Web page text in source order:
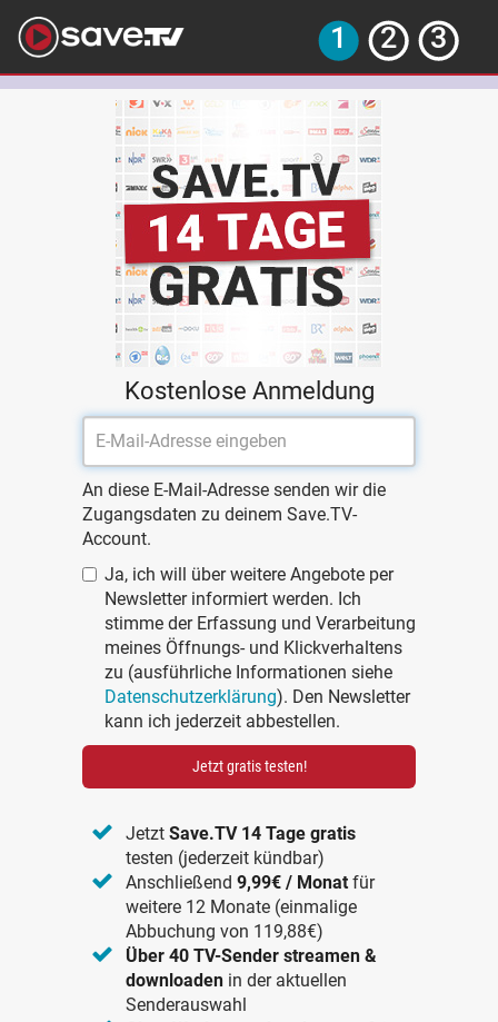
Kostenlose Anmeldung
An diese E-Mail-Adresse senden wir die
Zugangsdaten zu deinem Save.TV-
Account.
Ja, ich will über weitere Angebote per
Newsletter informiert werden. Ich
stimme der Erfassung und Verarbeitung
meines Öffnungs- und Klickverhaltens
zu (ausführliche Informationen siehe
Datenschutzerklärung). Den Newsletter
kann ich jederzeit abbestellen.
Jetzt gratis testen!
JetztSave.TV 14 Tage gratis
testen (jederzeit kündbar)
Anschließend9,99€ / Monat für
weitere 12 Monate (einmalige
Abbuchung von 119,88€)
Über 40 TV-Sender streamen &
downloaden in der aktuellen
Senderauswahl